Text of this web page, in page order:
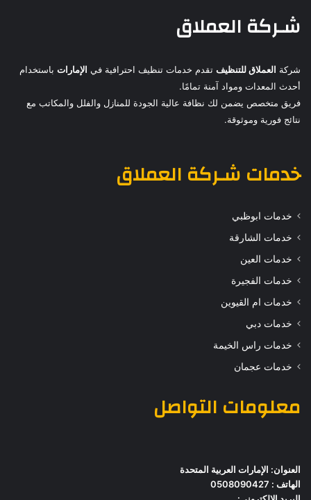
شـركة العملاق
شركة العملاق للتنظيف تقدم خدمات تنظيف احترافية في الإمارات باستخدام
أحدث المعدات ومواد آمنة تمامًا.
فريق متخصص يضمن لك نظافة عالية الجودة للمنازل والفلل والمكاتب مع
نتائج فورية وموثوقة.
خدمات شـركة العملاق
خدمات ابوظبي
خدمات الشارقة
خدمات العين
خدمات الفجيرة
خدمات ام القيوين
خدمات دبي
خدمات راس الخيمة
خدمات عجمان
معلومات التواصل
العنوان: الإمارات العربية المتحدة
الهاتف : 0508090427